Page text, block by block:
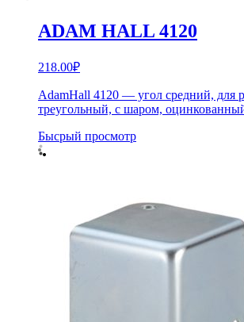
ADAM HALL 4120
218.00₽
AdamHall 4120 — угол средний, для
треугольный, с шаром,
Бысрый просмотр